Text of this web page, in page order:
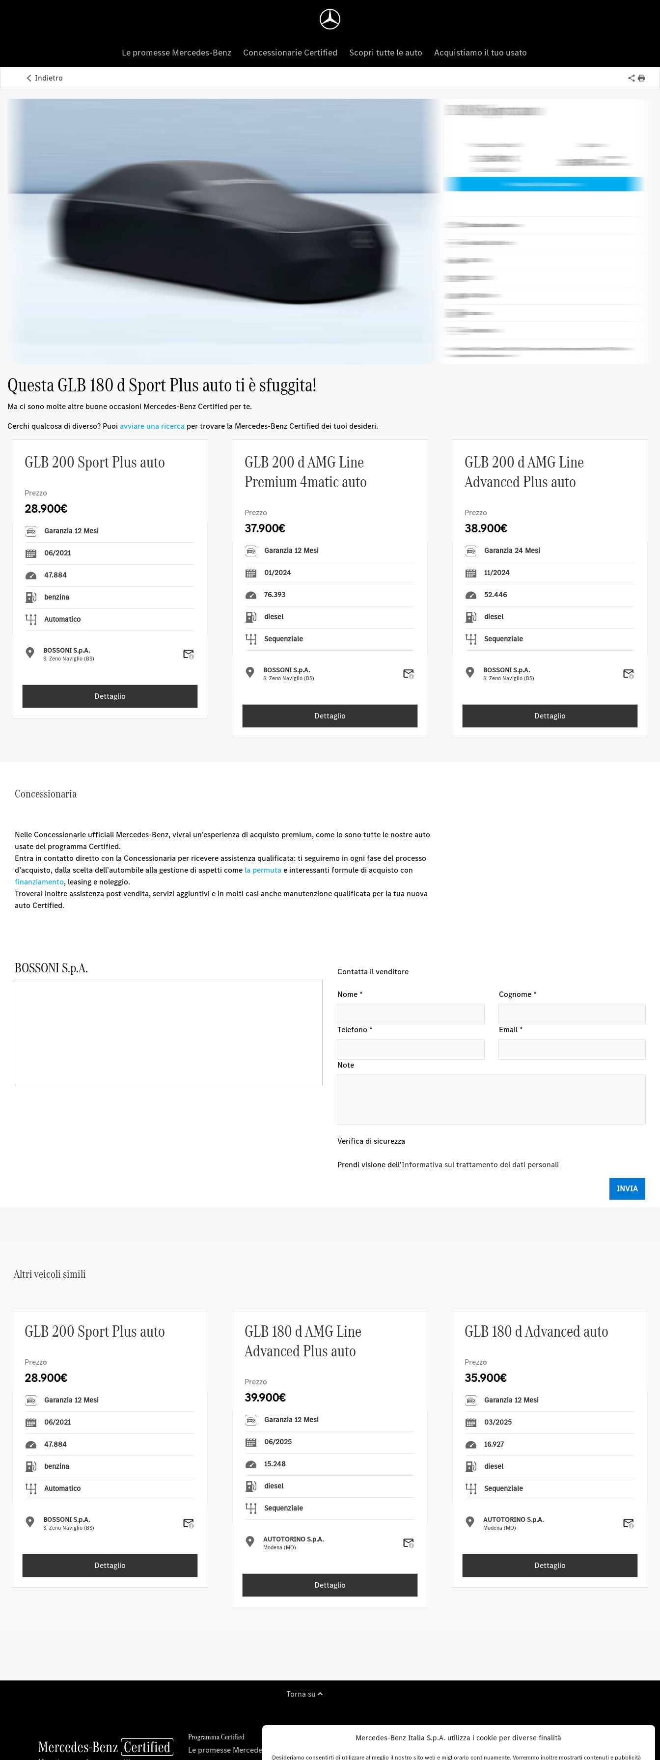
Mercedes-Benz Italia S.p.A. utilizza i cookie per diverse finalità
Desideriamo consentirti di utilizzare al meglio il nostro sito web e migliorarlo continuamente. Vorremmo inoltre mostrarti contenuti e pubblicità
Le promesse Mercedes-Benz Concessionarie Certified Scopri tutte le auto Acquistiamo il tuo usato
Indietro
Questa GLB 180 d Sport Plus auto ti è sfuggita!
Ma ci sono molte altre buone occasioni Mercedes-Benz Certified per te.
Cerchi qualcosa di diverso? Puoi avviare una ricerca per trovare la Mercedes-Benz Certified dei tuoi desideri.
GLB 200 Sport Plus auto
Prezzo
28.900€
Garanzia 12 Mesi
06/2021
47.884
benzina
Automatico
BOSSONI S.p.A.
S. Zeno Naviglio (BS)
Dettaglio
GLB 200 d AMG Line
Premium 4matic auto
Prezzo
37.900€
Garanzia 12 Mesi
01/2024
76.393
diesel
Sequenziale
BOSSONI S.p.A.
S. Zeno Naviglio (BS)
Dettaglio
GLB 200 d AMG Line
Advanced Plus auto
Prezzo
38.900€
Garanzia 24 Mesi
11/2024
52.446
diesel
Sequenziale
BOSSONI S.p.A.
S. Zeno Naviglio (BS)
Dettaglio
Concessionaria
Nelle Concessionarie ufficiali Mercedes-Benz, vivrai un’esperienza di acquisto premium, come lo sono tutte le nostre auto
usate del programma Certified.
Entra in contatto diretto con la Concessionaria per ricevere assistenza qualificata: ti seguiremo in ogni fase del processo
d’acquisto, dalla scelta dell’autombile alla gestione di aspetti come la permuta e interessanti formule di acquisto con
finanziamento, leasing e noleggio.
Troverai inoltre assistenza post vendita, servizi aggiuntivi e in molti casi anche manutenzione qualificata per la tua nuova
auto Certified.
BOSSONI S.p.A. Contatta il venditore
Nome * Cognome *
Telefono * Email *
Note
Verifica di sicurezza
Prendi visione dell'Informativa sul trattamento dei dati personali
Altri veicoli simili
GLB 200 Sport Plus auto
Prezzo
28.900€
Garanzia 12 Mesi
06/2021
47.884
benzina
Automatico
BOSSONI S.p.A.
S. Zeno Naviglio (BS)
Dettaglio
GLB 180 d AMG Line
Advanced Plus auto
Prezzo
39.900€
Garanzia 12 Mesi
06/2025
15.248
diesel
Sequenziale
AUTOTORINO S.p.A.
Modena (MO)
Dettaglio
GLB 180 d Advanced auto
Prezzo
35.900€
Garanzia 12 Mesi
03/2025
16.927
diesel
Sequenziale
AUTOTORINO S.p.A.
Modena (MO)
Dettaglio
Torna su
Programma Certified
Le promesse Mercedes-Benz
Nuovi modelli
Service